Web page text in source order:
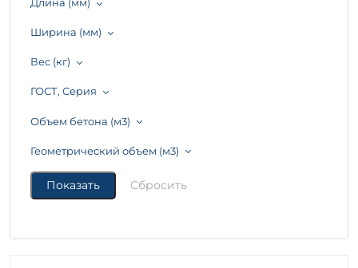
Ширина (мм)
Вес (кг)
ГОСТ, Серия
Объем бетона (м3)
Геометрический объем (м3)